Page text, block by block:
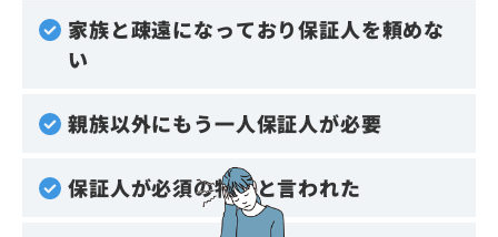
家族と疎遠になっており保証人を頼めな
い
親族以外にもう一人保証人が必要
保証人が必須の物件と言われた